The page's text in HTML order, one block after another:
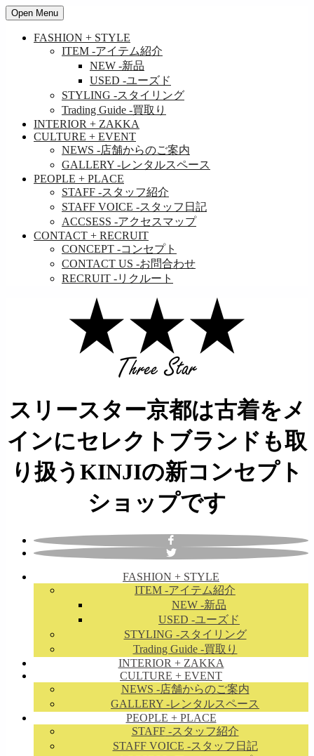
Open Menu
FASHION + STYLE
ITEM -アイテム紹介
NEW -新品
USED -ユーズド
STYLING -スタイリング
Trading Guide -買取り
INTERIOR + ZAKKA
CULTURE + EVENT
NEWS -店舗からのご案内
GALLERY -レンタルスペース
PEOPLE + PLACE
STAFF -スタッフ紹介
STAFF VOICE -スタッフ日記
ACCSESS -アクセスマップ
CONTACT + RECRUIT
CONCEPT -コンセプト
CONTACT US -お問合わせ
RECRUIT -リクルート
スリースター京都は古着をメ
インにセレクトブランドも取
り扱うKINJIの新コンセプト
ショップです
FASHION + STYLE
ITEM -アイテム紹介
NEW -新品
USED -ユーズド
STYLING -スタイリング
Trading Guide-買取り
INTERIOR + ZAKKA
CULTURE + EVENT
NEWS -店舗からのご案内
GALLERY -レンタルスペース
PEOPLE + PLACE
STAFF-スタッフ紹介
STAFF VOICE -スタッフ日記